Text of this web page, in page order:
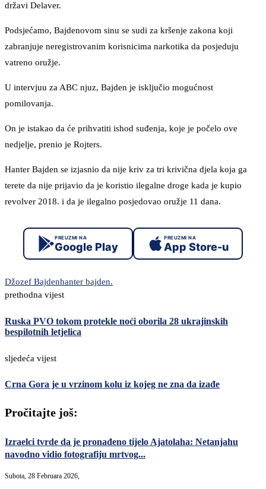
državi Delaver.
Podsjećamo, Bajdenovom sinu se sudi za kršenje zakona koji
zabranjuje neregistrovanim korisnicima narkotika da posjeduju
vatreno oružje.
U intervjuu za ABC njuz, Bajden je isključio mogućnost
pomilovanja.
On je istakao da će prihvatiti ishod suđenja, koje je počelo ove
nedjelje, prenio je Rojters.
Hanter Bajden se izjasnio da nije kriv za tri krivična djela koja ga
terete da nije prijavio da je koristio ilegalne droge kada je kupio
revolver 2018. i da je ilegalno posjedovao oružje 11 dana.
PREUZMI NA
Google Play
PREUZMI NA
App Store-u
Džozef Bajdenhanter bajden.
prethodna vijest
Ruska PVO tokom protekle noći oborila 28 ukrajinskih
bespilotnih letjelica
sljedeća vijest
Crna Gora je u vrzinom kolu iz kojeg ne zna da izađe
Pročitajte još:
Izraelci tvrde da je pronađeno tijelo Ajatolaha: Netanjahu
navodno vidio fotografiju mrtvog...
Subota, 28 Februara 2026,